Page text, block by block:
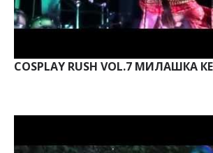
COSPLAY RUSH VOL.7 МИЛАШКА